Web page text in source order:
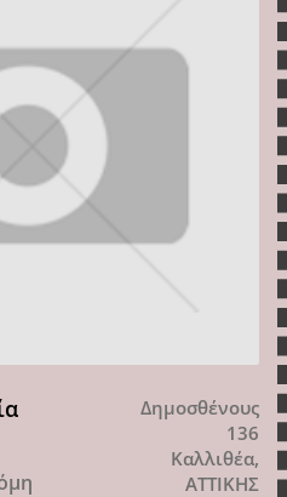
Δημοσθένους
136
Καλλιθέα,
ΑΤΤΙΚΗΣ